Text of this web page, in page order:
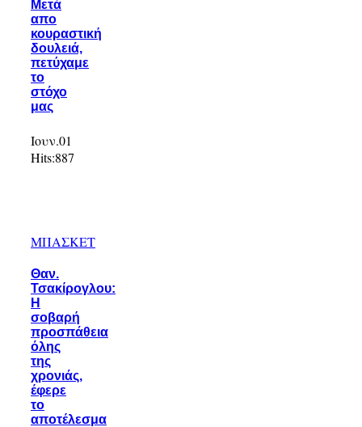
Μετά
απο
κουραστική
δουλειά,
πετύχαμε
το
στόχο
μας
Ιουν.01
Hits:887
ΜΠΑΣΚΕΤ
Θαν.
Τσακίρογλου:
Η
σοβαρή
προσπάθεια
όλης
της
χρονιάς,
έφερε
το
αποτέλεσμα